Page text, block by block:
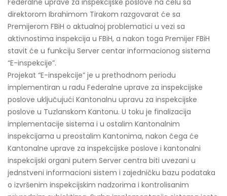
direktorom Ibrahimom Tirakom razgovarat će sa
Premijerom FBiH o aktualnoj problematici u vezi sa
aktivnostima inspekcija u FBiH, a nakon toga Premijer FBiH
stavit će u funkciju Server centar informacionog sistema
“E-inspekcije”.
Projekat “E-inspekcije” je u prethodnom periodu
implementiran u radu Federalne uprave za inspekcijske
poslove uključujući Kantonalnu upravu za inspekcijske
poslove u Tuzlanskom Kantonu. U toku je finalizacija
implementacije sistema i u ostalim Kantonalnim
inspekcijama u preostalim Kantonima, nakon čega će
Kantonalne uprave za inspekcijske poslove i kantonalni
inspekcijski organi putem Server centra biti uvezani u
jednstveni informacioni sistem i zajedničku bazu podataka
o izvršenim inspekcijskim nadzorima i kontrolisanim